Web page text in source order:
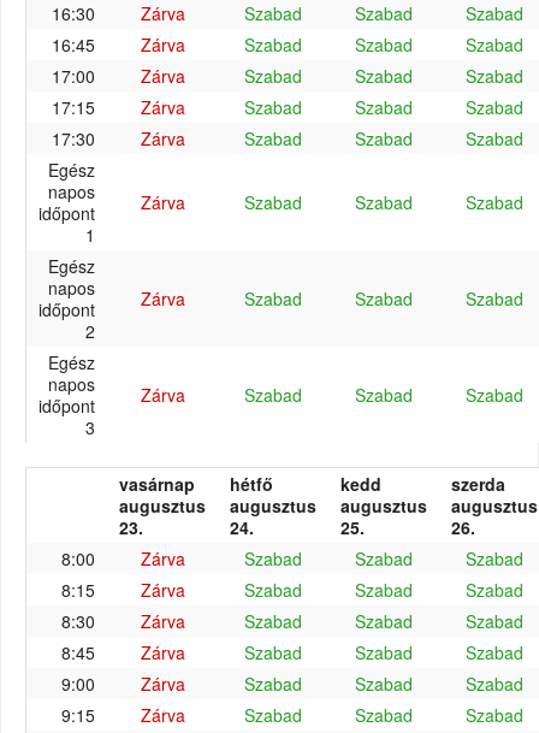
16:30 Zárva Szabad Szabad
Szabad
16:45
Zárva Szabad Szabad
Szabad
17:00
Zárva Szabad Szabad
Szabad
17:15
Zárva Szabad Szabad
Szabad
17:30
Zárva Szabad Szabad
Szabad
Egész
napos
időpont
1
Zárva Szabad Szabad Szabad
Egész
napos
időpont
2
Zárva Szabad Szabad Szabad
Egész
napos
időpont
3
Zárva Szabad Szabad Szabad
vasárnap
augusztus
23.
hétfő
augusztus
24.
kedd
augusztus
25.
szerda
augusztus
26.
8:00
Zárva Szabad Szabad
Szabad
8:15
Zárva Szabad Szabad
Szabad
8:30
Zárva Szabad Szabad
Szabad
8:45
Zárva Szabad Szabad
Szabad
9:00
Zárva Szabad Szabad
Szabad
9:15
Zárva Szabad Szabad
Szabad